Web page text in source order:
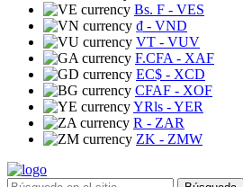
Bs. F - VES
₫ - VND
VT - VUV
F.CFA - XAF
EC$ - XCD
CFAF - XOF
YRls - YER
R - ZAR
ZK - ZMW